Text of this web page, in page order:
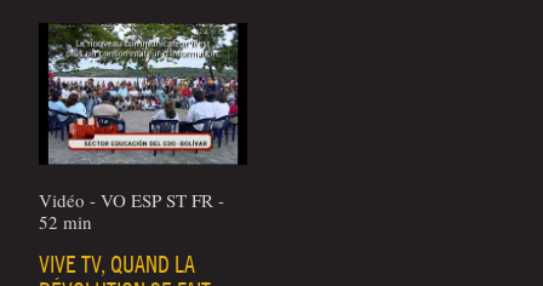
Vidéo - VO ESP ST FR -
52 min
VIVE TV, QUAND LA